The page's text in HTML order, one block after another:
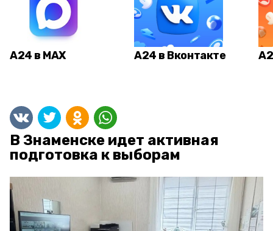
А24 в MAX А24 в Вконтакте
В Знаменске идет активная
подготовка к выборам